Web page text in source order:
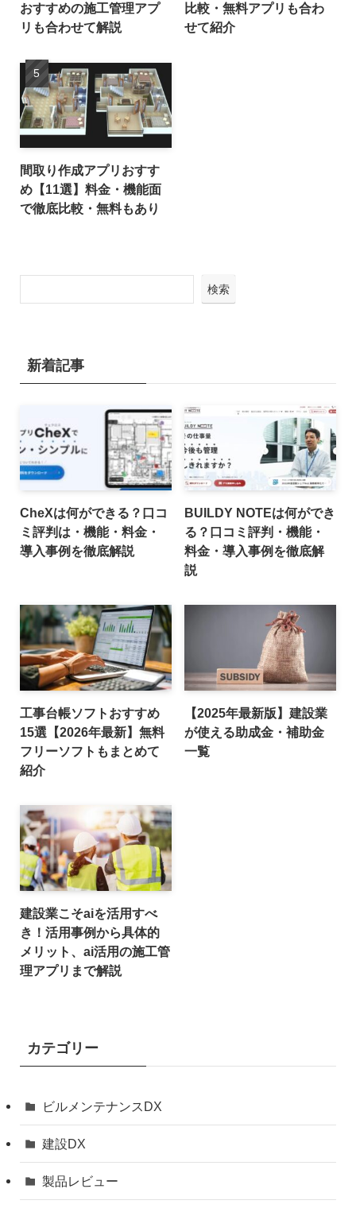
おすすめの施工管理アプ
リも合わせて解説
比較・無料アプリも合わ
せて紹介
間取り作成アプリおすす
め【11選】料金・機能面
で徹底比較・無料もあり
検索
新着記事
CheXは何ができる？口コ
ミ評判は・機能・料金・
導入事例を徹底解説
BUILDY NOTEは何ができ
る？口コミ評判・機能・
料金・導入事例を徹底解
説
工事台帳ソフトおすすめ
15選【2026年最新】無料
フリーソフトもまとめて
紹介
【2025年最新版】建設業
が使える助成金・補助金
一覧
建設業こそaiを活用すべ
き！活用事例から具体的
メリット、ai活用の施工管
理アプリまで解説
カテゴリー
ビルメンテナンスDX
建設DX
製品レビュー